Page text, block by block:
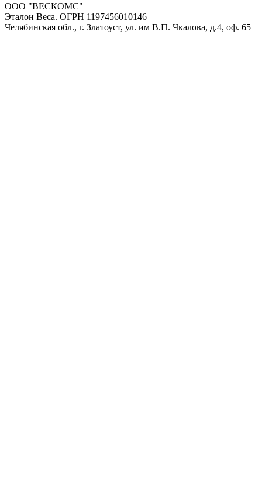
ООО "ВЕСКОМС"
Эталон Веса. ОГРН 1197456010146
Челябинская обл., г. Златоуст, ул. им В.П. Чкалова, д.4, оф. 65